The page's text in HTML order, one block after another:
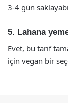
3-4 gün
5. Lahana
Evet, bu tarif
için vegan bir